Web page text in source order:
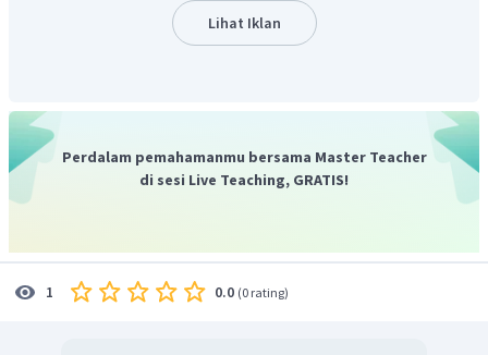
merupakan asam monovalen (valensi asam = 1), sehingga
nilai pH dapat dihitung sebagai berikut.
Dengan demikian, jika ke dalam larutan HCl 0,1 M
yang memiliki pH = 1 akan memberikan warna merah. Jika
indikator yang ditambahkan adalah lakmus, maka larutan
HCl akan memberikan warna merah.
Lihat Iklan
Perdalam pemahamanmu bersama Master Teacher
di sesi Live Teaching, GRATIS!
1 0.0 (0 rating)